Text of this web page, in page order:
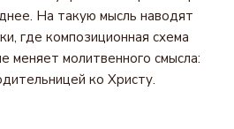
На такую мысль наводят
где композиционная схема
меняет молитвенного смысла:
ко Христу.